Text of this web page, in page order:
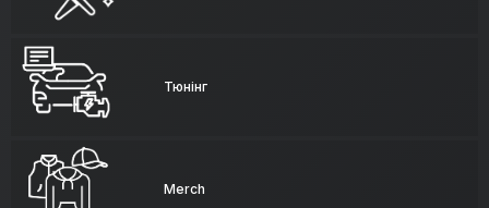
Тюнінг
Merch